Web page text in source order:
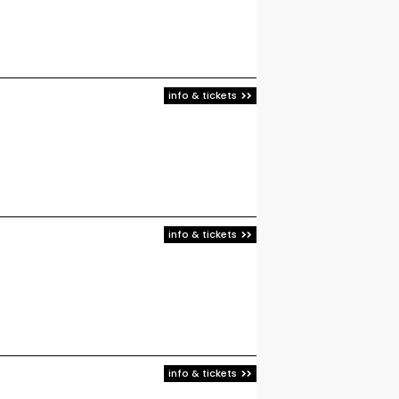
info & tickets
info & tickets
info & tickets